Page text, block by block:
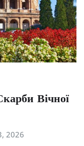
Вічної
2026